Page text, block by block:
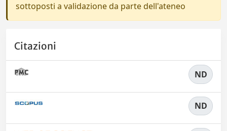
sottoposti a validazione da parte dell'ateneo
Citazioni
ND
ND